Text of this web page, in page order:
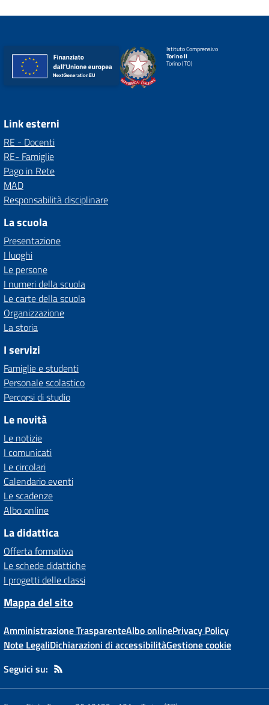
Istituto Comprensivo
Torino II
Torino (TO)
Link esterni
RE - Docenti
RE- Famiglie
Pago in Rete
MAD
Responsabilità disciplinare
La scuola
Presentazione
I luoghi
Le persone
I numeri della scuola
Le carte della scuola
Organizzazione
La storia
I servizi
Famiglie e studenti
Personale scolastico
Percorsi di studio
Le novità
Le notizie
I comunicati
Le circolari
Calendario eventi
Le scadenze
Albo online
La didattica
Offerta formativa
Le schede didattiche
I progetti delle classi
Mappa del sito
Amministrazione TrasparenteAlbo onlinePrivacy Policy
Note LegaliDichiarazioni di accessibilitàGestione cookie
Seguici su: